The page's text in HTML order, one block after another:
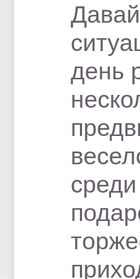
день